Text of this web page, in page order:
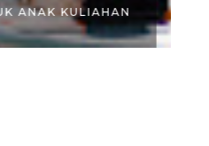
KULIAHAN